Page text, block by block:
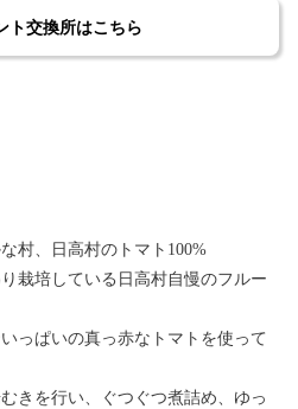
ト交換所はこちら
村、日高村のトマト100%
栽培している日高村自慢のフルー
っぱいの真っ赤なトマトを使って
きを行い、ぐつぐつ煮詰め、ゆっ